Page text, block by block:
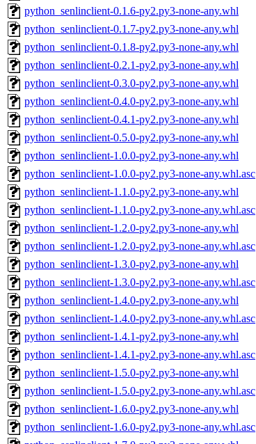
python_senlinclient-0.1.6-py2.py3-none-any.whl
python_senlinclient-0.1.7-py2.py3-none-any.whl
python_senlinclient-0.1.8-py2.py3-none-any.whl
python_senlinclient-0.2.1-py2.py3-none-any.whl
python_senlinclient-0.3.0-py2.py3-none-any.whl
python_senlinclient-0.4.0-py2.py3-none-any.whl
python_senlinclient-0.4.1-py2.py3-none-any.whl
python_senlinclient-0.5.0-py2.py3-none-any.whl
python_senlinclient-1.0.0-py2.py3-none-any.whl
python_senlinclient-1.0.0-py2.py3-none-any.whl.asc
python_senlinclient-1.1.0-py2.py3-none-any.whl
python_senlinclient-1.1.0-py2.py3-none-any.whl.asc
python_senlinclient-1.2.0-py2.py3-none-any.whl
python_senlinclient-1.2.0-py2.py3-none-any.whl.asc
python_senlinclient-1.3.0-py2.py3-none-any.whl
python_senlinclient-1.3.0-py2.py3-none-any.whl.asc
python_senlinclient-1.4.0-py2.py3-none-any.whl
python_senlinclient-1.4.0-py2.py3-none-any.whl.asc
python_senlinclient-1.4.1-py2.py3-none-any.whl
python_senlinclient-1.4.1-py2.py3-none-any.whl.asc
python_senlinclient-1.5.0-py2.py3-none-any.whl
python_senlinclient-1.5.0-py2.py3-none-any.whl.asc
python_senlinclient-1.6.0-py2.py3-none-any.whl
python_senlinclient-1.6.0-py2.py3-none-any.whl.asc